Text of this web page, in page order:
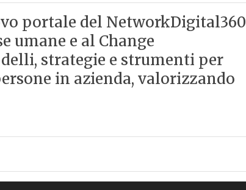
portale del NetworkDigital360
umane e al Change
strategie e strumenti per
in azienda, valorizzando